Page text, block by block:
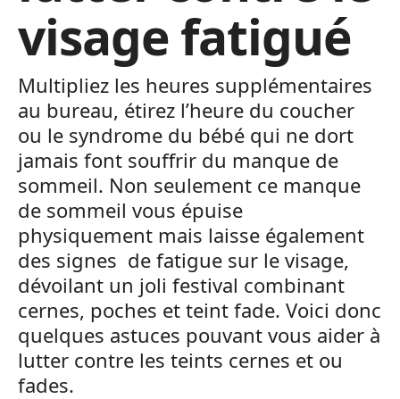
visage fatigué
Multipliez les heures supplémentaires
au bureau, étirez l’heure du coucher
ou le syndrome du bébé qui ne dort
jamais font souffrir du manque de
sommeil. Non seulement ce manque
de sommeil vous épuise
physiquement mais laisse également
des signes de fatigue sur le visage,
dévoilant un joli festival combinant
cernes, poches et teint fade. Voici donc
quelques astuces pouvant vous aider à
lutter contre les teints cernes et ou
fades.